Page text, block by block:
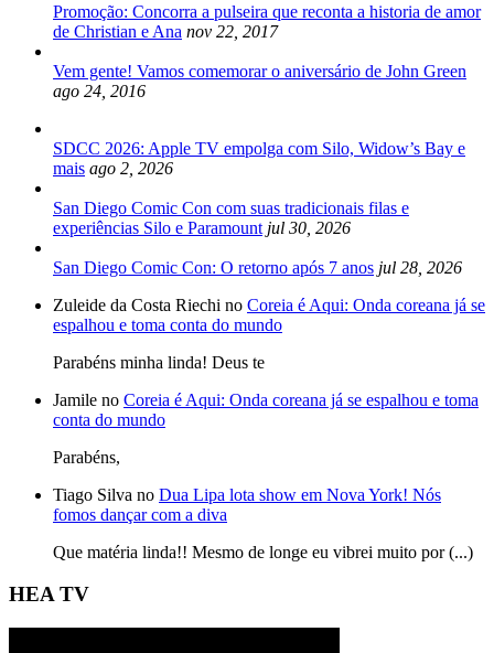
Promoção: Concorra a pulseira que reconta a historia de amor
de Christian e Ana nov 22, 2017
Vem gente! Vamos comemorar o aniversário de John Green
ago 24, 2016
SDCC 2026: Apple TV empolga com Silo, Widow’s Bay e
mais ago 2, 2026
San Diego Comic Con com suas tradicionais filas e
experiências Silo e Paramount jul 30, 2026
San Diego Comic Con: O retorno após 7 anos jul 28, 2026
Zuleide da Costa Riechi no Coreia é Aqui: Onda coreana já se
espalhou e toma conta do mundo
Parabéns minha linda! Deus te
Jamile no Coreia é Aqui: Onda coreana já se espalhou e toma
conta do mundo
Parabéns,
Tiago Silva no Dua Lipa lota show em Nova York! Nós
fomos dançar com a diva
Que matéria linda!! Mesmo de longe eu vibrei muito por (...)
HEA TV